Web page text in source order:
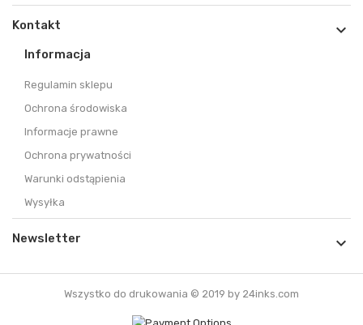
Kontakt 
Informacja
Regulamin sklepu
Ochrona środowiska
Informacje prawne
Ochrona prywatności
Warunki odstąpienia
Wysyłka
Newsletter 
Wszystko do drukowania © 2019 by 24inks.com